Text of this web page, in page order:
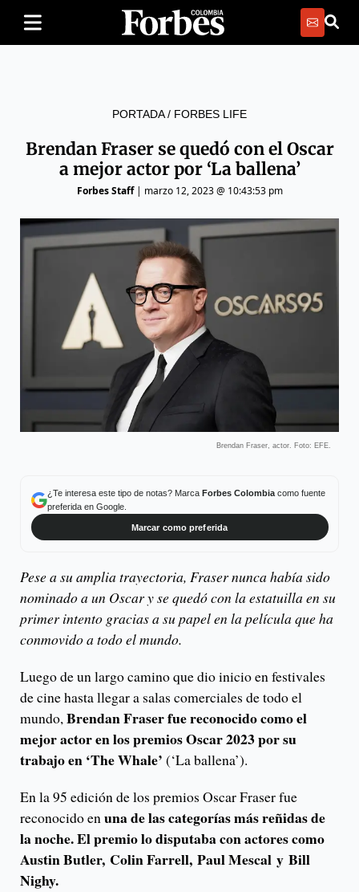
PORTADA/ FORBES LIFE
Brendan Fraser se quedó con el Oscar
a mejor actor por ‘La ballena’
Forbes Staff| marzo 12, 2023 @ 10:43:53 pm
Brendan Fraser, actor. Foto: EFE.
¿Te interesa este tipo de notas? Marca Forbes Colombiacomo fuente
preferida en Google.
Marcar como preferida
Pese a su amplia trayectoria, Fraser nunca había sido
nominado a un Oscar y se quedó con la estatuilla en su
primer intento gracias a su papel en la película que ha
conmovido a todo el mundo.
Luego de un largo camino que dio inicio en festivales
de cine hasta llegar a salas comerciales de todo el
mundo,Brendan Fraser fue reconocido como el
mejor actor en los premios Oscar 2023 por su
trabajo en ‘The Whale’ (‘La ballena’).
En la 95 edición de los premios Oscar Fraser fue
reconocido enuna de las categorías más reñidas de
la noche. El premio lo disputaba con actores como
Austin Butler, Colin Farrell, Paul Mescal y Bill
Nighy.